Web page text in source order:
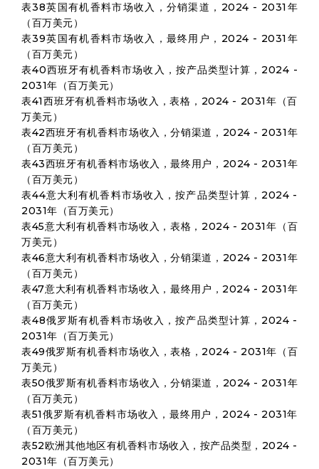
表38英国有机香料市场收入，分销渠道，2024 - 2031年
（百万美元）
表39英国有机香料市场收入，最终用户，2024 - 2031年
（百万美元）
表40西班牙有机香料市场收入，按产品类型计算，2024 -
2031年（百万美元）
表41西班牙有机香料市场收入，表格，2024 - 2031年（百
万美元）
表42西班牙有机香料市场收入，分销渠道，2024 - 2031年
（百万美元）
表43西班牙有机香料市场收入，最终用户，2024 - 2031年
（百万美元）
表44意大利有机香料市场收入，按产品类型计算，2024 -
2031年（百万美元）
表45意大利有机香料市场收入，表格，2024 - 2031年（百
万美元）
表46意大利有机香料市场收入，分销渠道，2024 - 2031年
（百万美元）
表47意大利有机香料市场收入，最终用户，2024 - 2031年
（百万美元）
表48俄罗斯有机香料市场收入，按产品类型计算，2024 -
2031年（百万美元）
表49俄罗斯有机香料市场收入，表格，2024 - 2031年（百
万美元）
表50俄罗斯有机香料市场收入，分销渠道，2024 - 2031年
（百万美元）
表51俄罗斯有机香料市场收入，最终用户，2024 - 2031年
（百万美元）
表52欧洲其他地区有机香料市场收入，按产品类型，2024 -
2031年（百万美元）